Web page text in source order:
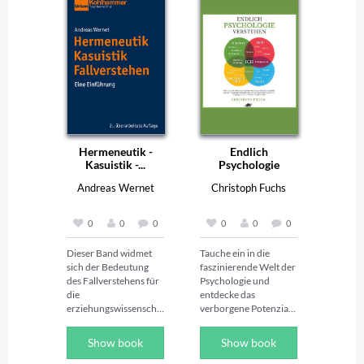
Hermeneutik -
Kasuistik -...
Andreas Wernet
0 0 0
Dieser Band widmet
sich der Bedeutung
des Fallverstehens für
die
erziehungswissenscha
Praxis. Das Buch
Show book
Endlich
Psychologie
Christoph Fuchs
0 0 0
Tauche ein in die
faszinierende Welt der
Psychologie und
entdecke das
verborgene Potenzial
Psychologie
Show book